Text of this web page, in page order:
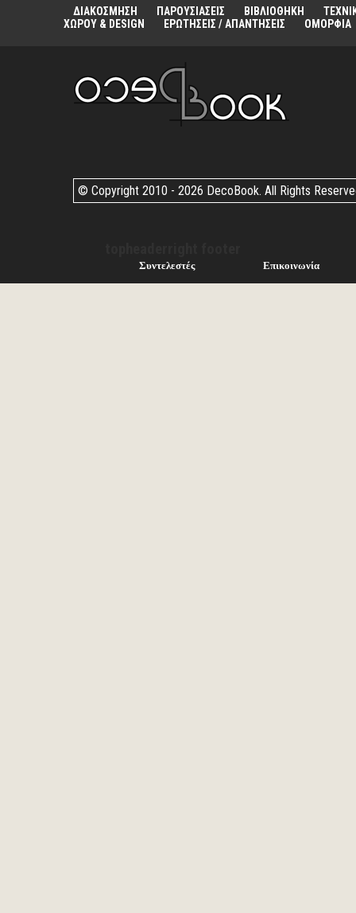
ΔΙΑΚΟΣΜΗΣΗ ΠΑΡΟΥΣΙΑΣΕΙΣ ΒΙΒΛΙΟΘΗΚΗ
ΧΩΡΟΥ & DESIGN
ΕΡΩΤΗΣΕΙΣ / ΑΠΑΝΤΗΣΕΙΣ ΟΜΟΡΦΙΑ
© Copyright 2010 - 2026 DecoBook. All Rights
Συντελεστές Επικοινωνία